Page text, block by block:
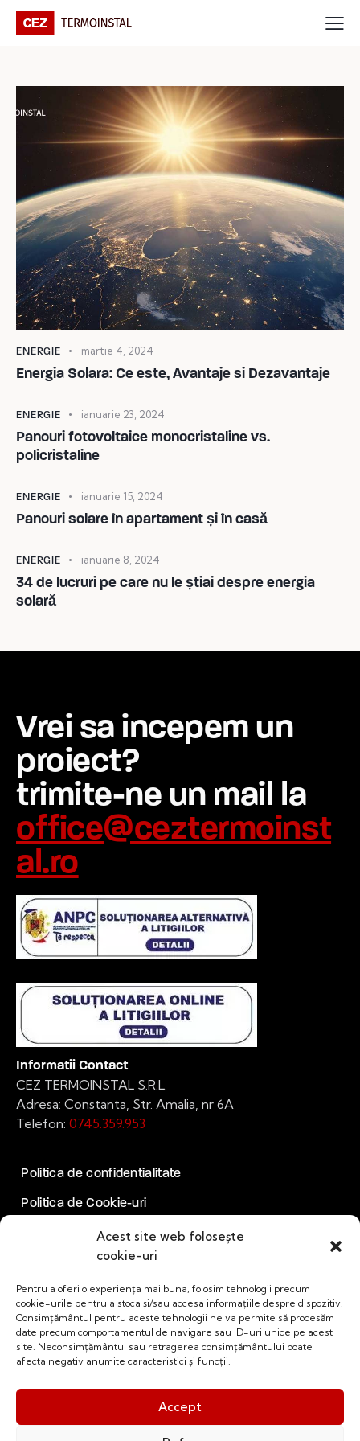
Acest site web folosește
cookie-uri
Pentru a oferi o experiența mai buna, folosim tehnologii precum
cookie-urile pentru a stoca și/sau accesa informațiile despre dispozitiv.
Consimțământul pentru aceste tehnologii ne va permite să procesăm
date precum comportamentul de navigare sau ID-uri unice pe acest
site. Neconsimțământul sau retragerea consimțământului poate
afecta negativ anumite caracteristici și funcții.
Accept
ENERGIE martie 4, 2024
Energia Solara: Ce este, Avantaje si Dezavantaje
ENERGIE ianuarie 23, 2024
Panouri fotovoltaice monocristaline vs.
policristaline
ENERGIE ianuarie 15, 2024
Panouri solare în apartament și în casă
ENERGIE ianuarie 8, 2024
34 de lucruri pe care nu le știai despre energia
solară
Vrei sa incepem un
proiect?
trimite-ne un mail la
office@ceztermoinst
al.ro
Informatii Contact
CEZ TERMOINSTAL S.R.L.
Adresa: Constanta, Str. Amalia, nr 6A
Telefon: 0745.359.953
Politica de confidentialitate
Politica de Cookie-uri
Facebook
LinkedIn
YouTube
CEZ Termoinstal© 2026. Toate drepturile rezervate.